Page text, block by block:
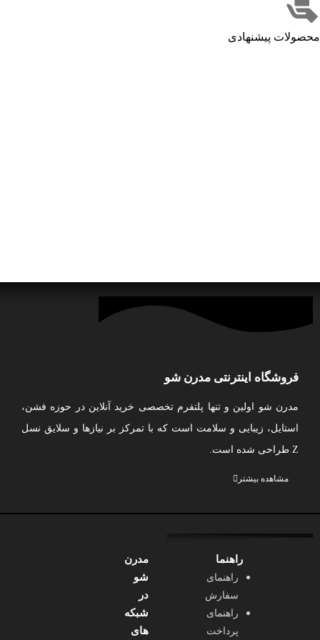
محصولات پیشنهادی
فروشگاه اینترنتی مدرن شو
مدرن شو اولین و تنها پلتفرم تخصصی خرید آنلاین در حوزه فشن،
استایل، زیبایی و سلامت است که با تمرکز بر نیازها و سلایق نسل
Z طراحی شده است.
ما مجموعه‌ای متنوع و به‌ روز از پوشاک، کیف، اکسسوری، لوازم
در مدرن شو، ما فقط محصول نمی‌فروشیم؛ ما به شما کمک
می‌کنیم استایل شخصی خودتان را بسازید، بدرخشید و با اعتماد به‌
نفس ظاهر شوید.
مشاهده بیشتر
راهنما
راهنمای
سفارش
راهنمای
پرداخت
مدرن
شو
در
شبکه
های